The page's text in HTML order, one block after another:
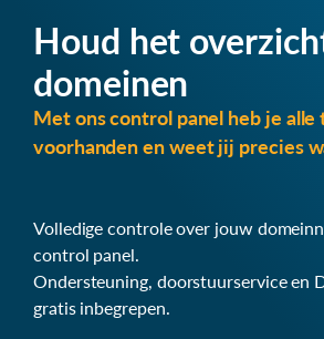
Houd het
domeinen
Met ons control panel heb je alle
voorhanden en weet jij precies
Volledige controle over jouw
control panel.
Ondersteuning, doorstuurservice en
gratis inbegrepen.